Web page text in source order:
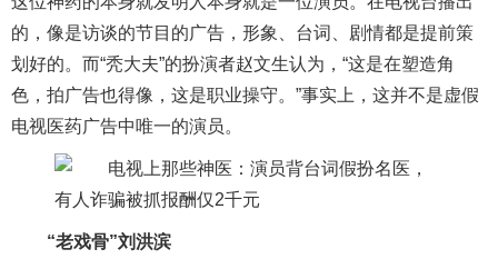
的，像是访谈的节目的广告，形象、台词、剧情都是提前策
划好的。而“秃大夫”的扮演者赵文生认为，“这是在塑造角
色，拍广告也得像，这是职业操守。”事实上，这并不是虚假
电视医药广告中唯一的演员。
“老戏骨”刘洪滨